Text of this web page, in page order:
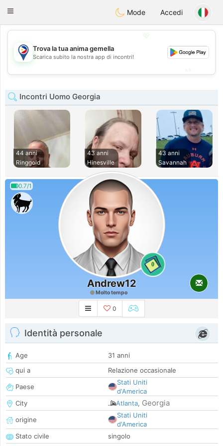
PhilippinesChat
Toggle
Mode Accedi
💖
💕
Trova la tua anima gemella
Scarica subito la nostra app di incontri!
Incontri Uomo Georgia
44 anni
Ringgold
43 anni
Hinesville
43 anni
Savannah
0.7/1
0
Andrew12
Molto tempo
0
Identità personale
Age
31 anni
qui a
Relazione occasionale
Paese
Stati Uniti
d'America
City
Atlanta, Georgia
origine
Stati Uniti
d'America
Stato civile
singolo